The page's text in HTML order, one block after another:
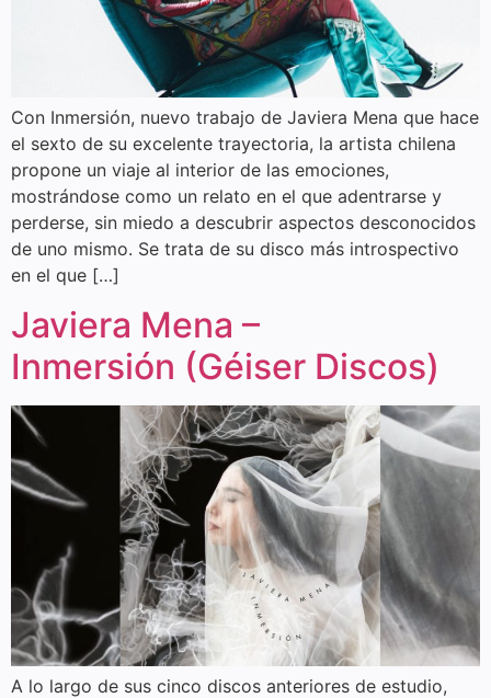
Con Inmersión, nuevo trabajo de Javiera Mena que hace
el sexto de su excelente trayectoria, la artista chilena
propone un viaje al interior de las emociones,
mostrándose como un relato en el que adentrarse y
perderse, sin miedo a descubrir aspectos desconocidos
de uno mismo. Se trata de su disco más introspectivo
en el que […]
Javiera Mena –
Inmersión (Géiser Discos)
A lo largo de sus cinco discos anteriores de estudio,